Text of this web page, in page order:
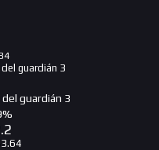
del guardián 3
del guardián 3
%
3.64